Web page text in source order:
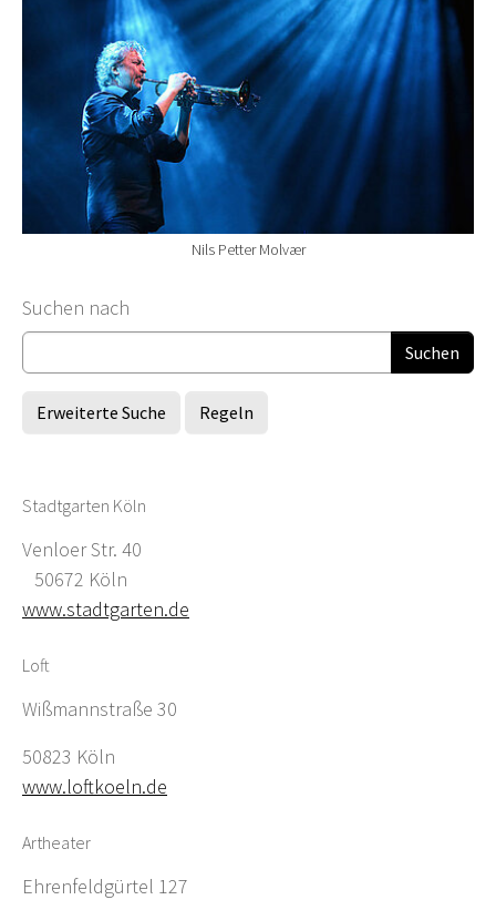
Nils Petter Molvær
Suchformular
Suchen nach
Erweiterte Suche Regeln
Stadtgarten Köln
Venloer Str. 40
50672 Köln
www.stadtgarten.de
Loft
Wißmannstraße 30
50823 Köln
www.loftkoeln.de
Artheater
Ehrenfeldgürtel 127